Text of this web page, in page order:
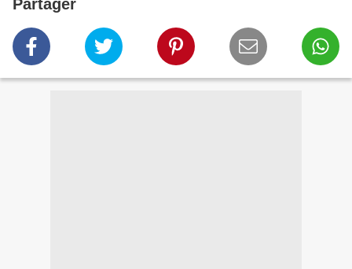
Partager